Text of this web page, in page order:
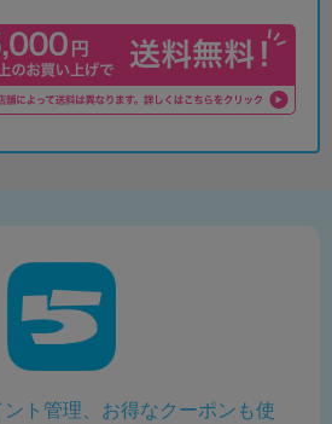
ト管理、お得なクーポンも使